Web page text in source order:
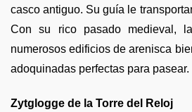
casco antiguo. Su guía le
Con su rico pasado medieval,
numerosos edificios de arenisca
adoquinadas perfectas para pasear.
Zytglogge de la Torre del Reloj